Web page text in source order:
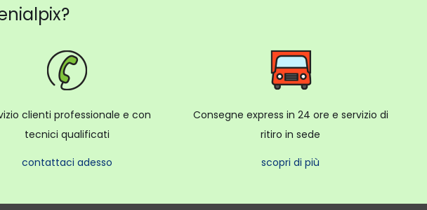
clienti professionale e con
tecnici qualificati
contattaci adesso
Consegne express in 24 ore e servizio di
ritiro in sede
scopri di più